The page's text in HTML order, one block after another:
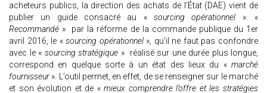
acheteurs publics, la direction des achats de l’État (DAE) vient de
publier un guide consacré au « sourcing opérationnel ». «
Recommandé » par la réforme de la commande publique du 1er
avril 2016, le «sourcing opérationnel », qu'il ne faut pas confondre
avec le « sourcing stratégique » réalisé sur une durée plus longue,
correspond en quelque sorte à un état des lieux du « marché
fournisseur ». L’outil permet, en effet, de se renseigner sur le marché
et son évolution et de «mieux comprendre l’offre et les stratégies